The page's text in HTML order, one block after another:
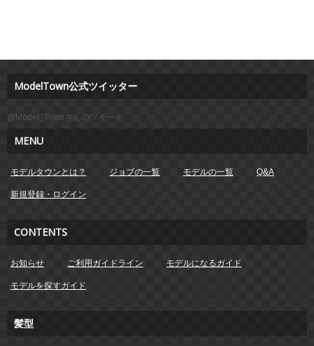
ModelTown公式ツイッター
@Model_Townさんのツイート
MENU
モデルタウンとは？ ジョブの一覧 モデルの一覧 Q&A
新規登録・ログイン
CONTENTS
お知らせ ご利用ガイドライン モデルになるガイド
モデルを探すガイド
髪型